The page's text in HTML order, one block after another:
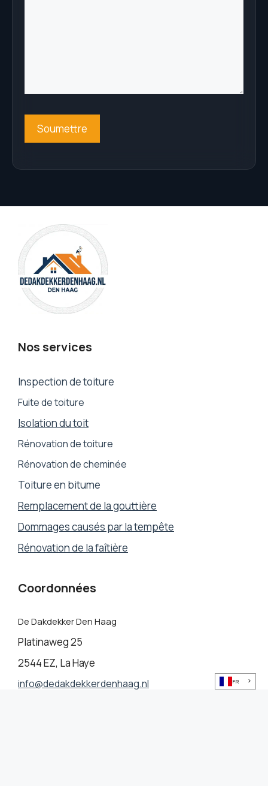
Nos services
Inspection de toiture
Fuite de toiture
Isolation du toit
Rénovation de toiture
Rénovation de cheminée
Toiture en bitume
Remplacement de la gouttière
Dommages causés par la tempête
Rénovation de la faîtière
Coordonnées
De Dakdekker Den Haag
Platinaweg 25
2544 EZ, La Haye
info@dedakdekkerdenhaag.nl
FR